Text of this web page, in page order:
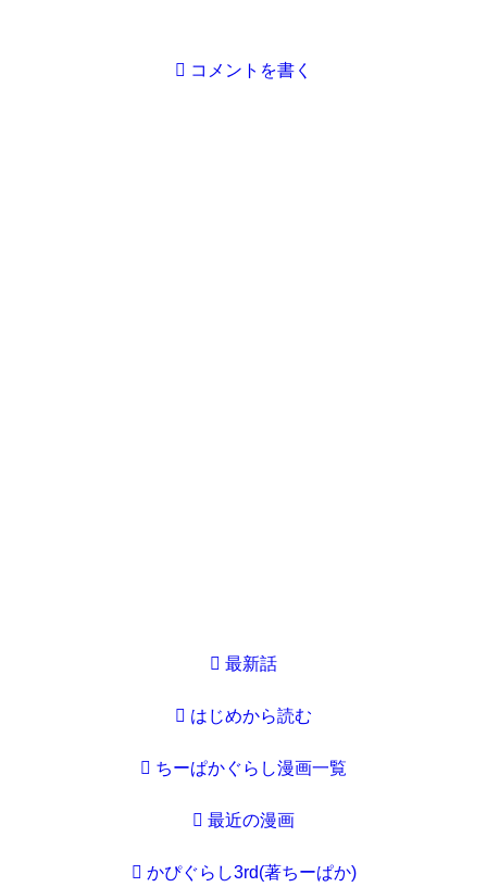
コメントを書く
最新話
はじめから読む
ちーぱかぐらし漫画一覧
最近の漫画
かぴぐらし3rd(著ちーぱか)